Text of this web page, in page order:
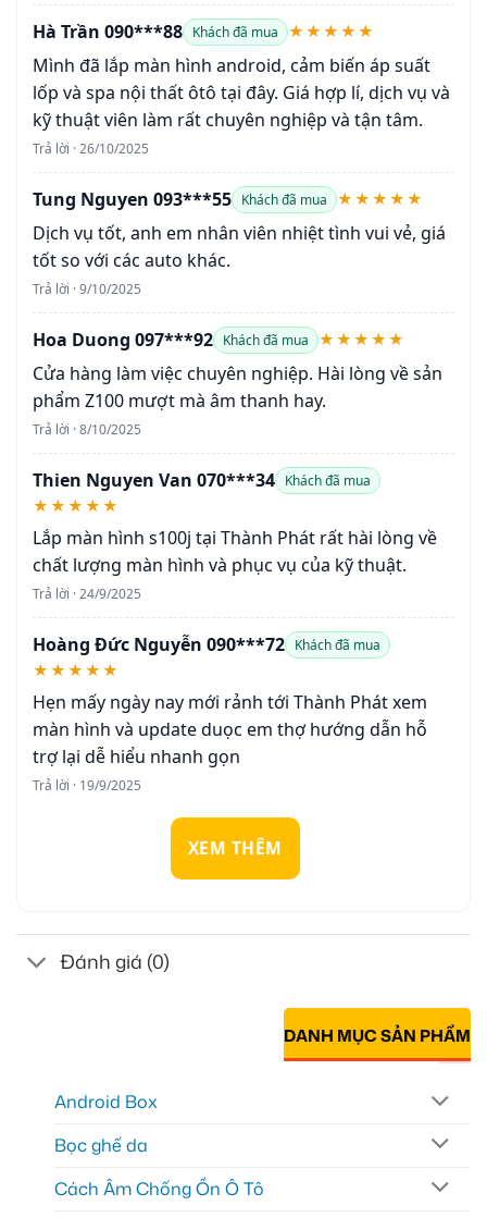
Hà Trần 090***88 Khách đã mua ★★★★★
Mình đã lắp màn hình android, cảm biến áp suất
lốp và spa nội thất ôtô tại đây. Giá hợp lí, dịch vụ và
kỹ thuật viên làm rất chuyên nghiệp và tận tâm.
Trả lời · 26/10/2025
Tung Nguyen 093***55 Khách đã mua ★★★★★
Dịch vụ tốt, anh em nhân viên nhiệt tình vui vẻ, giá
tốt so với các auto khác.
Trả lời · 9/10/2025
Hoa Duong 097***92 Khách đã mua ★★★★★
Cửa hàng làm việc chuyên nghiệp. Hài lòng về sản
phẩm Z100 mượt mà âm thanh hay.
Trả lời · 8/10/2025
Thien Nguyen Van 070***34 Khách đã mua
★★★★★
Lắp màn hình s100j tại Thành Phát rất hài lòng về
chất lượng màn hình và phục vụ của kỹ thuật.
Trả lời · 24/9/2025
Hoàng Đức Nguyễn 090***72 Khách đã mua
★★★★★
Hẹn mấy ngày nay mới rảnh tới Thành Phát xem
màn hình và update duọc em thợ hướng dẫn hỗ
trợ lại dễ hiểu nhanh gọn
Trả lời · 19/9/2025
XEM THÊM
Đánh giá (0)
DANH MỤC SẢN PHẨM
Android Box
Bọc ghế da
Cách Âm Chống Ồn Ô Tô